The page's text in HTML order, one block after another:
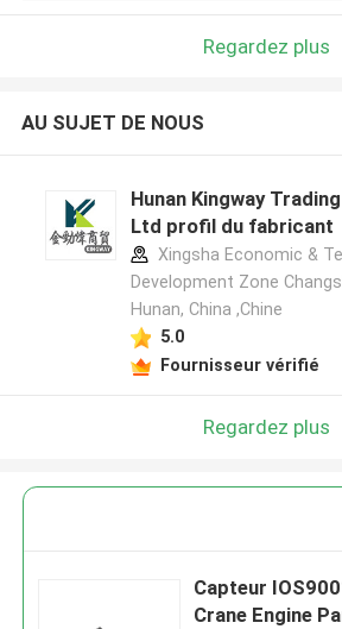
Regardez plus
AU SUJET DE NOUS
Hunan Kingway
Ltd profil du fabricant
Xingsha Economic &
Development Zone
Hunan, China ,Chine
5.0
Fournisseur vérifié
Regardez plus
Capteur
Crane Engine